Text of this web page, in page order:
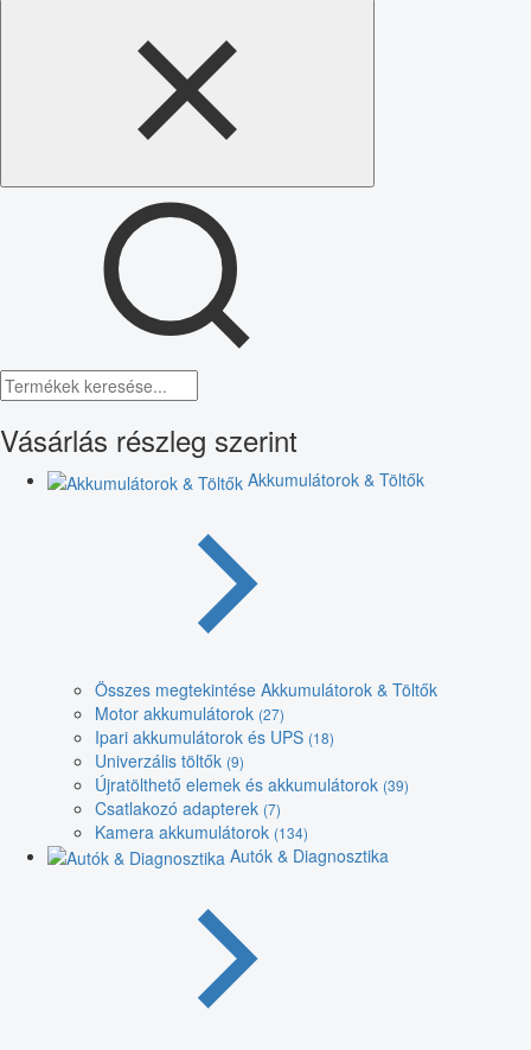
Vásárlás részleg szerint
Akkumulátorok & Töltők
Összes megtekintése Akkumulátorok & Töltők
Motor akkumulátorok (27)
Ipari akkumulátorok és UPS (18)
Univerzális töltők (9)
Újratölthető elemek és akkumulátorok (39)
Csatlakozó adapterek (7)
Kamera akkumulátorok (134)
Autók & Diagnosztika